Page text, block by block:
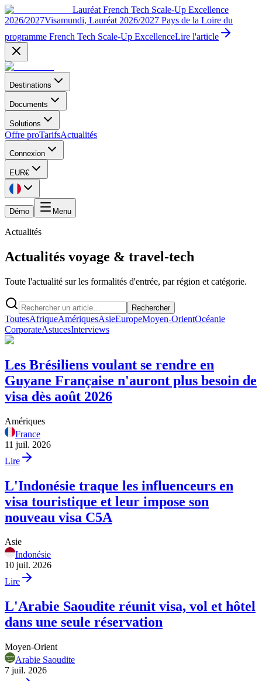
Lauréat French Tech Scale-Up Excellence
2026/2027Visamundi, Lauréat 2026/2027 Pays de la Loire du
programme French Tech Scale-Up ExcellenceLire l'article
Destinations
Documents
Solutions
Offre proTarifsActualités
Connexion
EUR€
Démo Menu
Actualités
Actualités voyage & travel-tech
Toute l'actualité sur les formalités d'entrée, par région et catégorie.
Rechercher
ToutesAfriqueAmériquesAsieEuropeMoyen-OrientOcéanie
CorporateAstucesInterviews
Les Brésiliens voulant se rendre en
Guyane Française n'auront plus besoin de
visa dès août 2026
Amériques
France
11 juil. 2026
Lire
L'Indonésie traque les influenceurs en
visa touristique et leur impose son
nouveau visa C5A
Asie
Indonésie
10 juil. 2026
Lire
L'Arabie Saoudite réunit visa, vol et hôtel
dans une seule réservation
Moyen-Orient
Arabie Saoudite
7 juil. 2026